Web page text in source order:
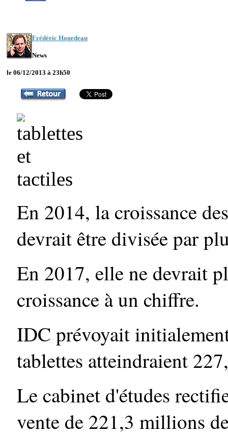
Frédéric Hourdeau
News
le 06/12/2013 à 23h50
En 2014, la croissance
devrait être divisée par
En 2017, elle ne devrait
croissance à un chiffre.
IDC prévoyait
tablettes atteindraient
Le cabinet d'études
vente de 221,3 millions